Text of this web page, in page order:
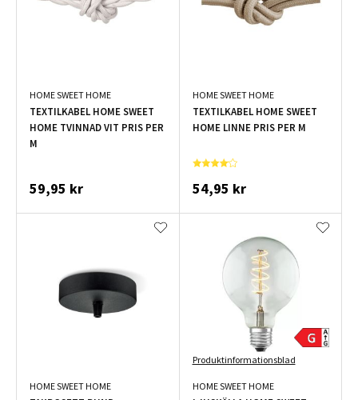
HOME SWEET HOME
TEXTILKABEL HOME SWEET
HOME TVINNAD VIT PRIS PER
M
59,95 kr
HOME SWEET HOME
TEXTILKABEL HOME SWEET
HOME LINNE PRIS PER M
54,95 kr
HOME SWEET HOME
Produktinformationsblad
HOME SWEET HOME